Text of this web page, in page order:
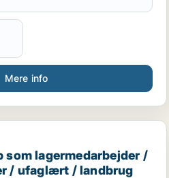
Mere info
lagermedarbejder /
som lagermedarbejder /
/ ufaglært / landbrug